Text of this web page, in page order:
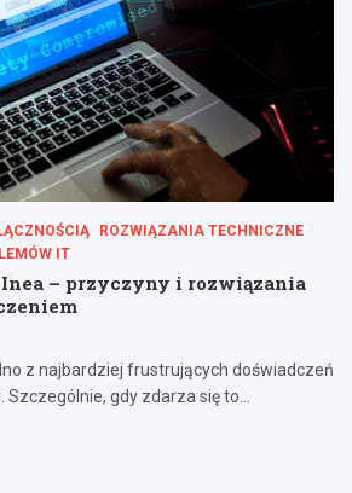
ROZWIĄZANIA TECHNICZNE
IT
– przyczyny i rozwiązania
z najbardziej frustrujących doświadczeń
gdy zdarza się to…